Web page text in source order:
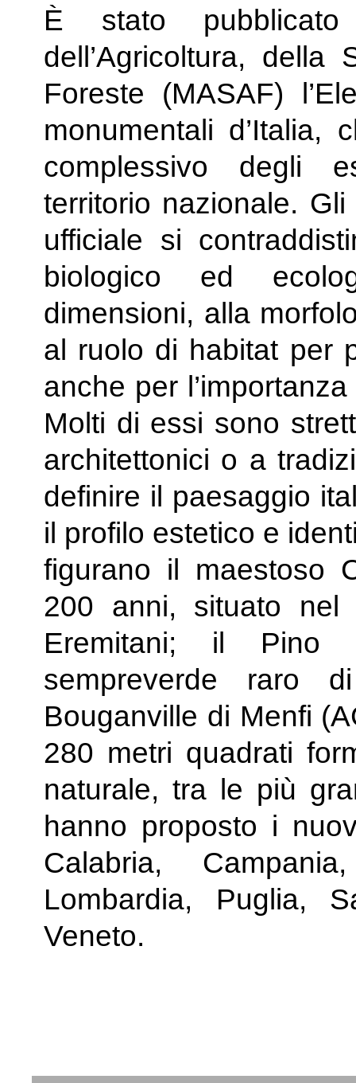
È stato
dell’Agricoltura, della
Foreste (MASAF)
monumentali
complessivo degli
territorio nazionale.
ufficiale si
biologico ed
dimensioni, alla
al ruolo di habitat per
anche per
Molti di essi sono
architettonici o a
definire il paesaggio
il profilo estetico e
figurano il maestoso
200 anni, situato nel
Eremitani; il Pino
sempreverde raro
Bouganville di Menfi
280 metri quadrati
naturale, tra le più
hanno proposto i
Calabria,
Lombardia, Puglia,
Veneto.